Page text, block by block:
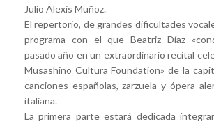
Julio Alexis Muñoz.
El repertorio, de grandes dificultades
programa con el que Beatriz Díaz
pasado año en un extraordinario recital
Musashino Cultura Foundation» de la
canciones españolas, zarzuela y ópera
italiana.
La primera parte estará dedicada